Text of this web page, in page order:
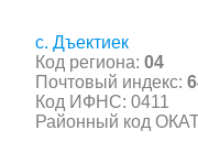
с. Дъектиек
Код региона: 04
Почтовый индекс:
Код ИФНС: 0411
Районный код